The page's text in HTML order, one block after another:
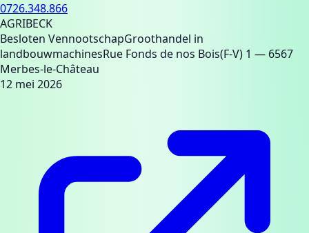
0726.348.866
AGRIBECK
Besloten VennootschapGroothandel in
landbouwmachinesRue Fonds de nos Bois(F-V) 1 — 6567
Merbes-le-Château
12 mei 2026